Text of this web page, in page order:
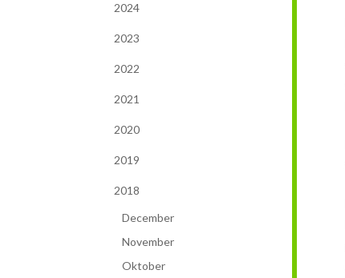
2024
2023
2022
2021
2020
2019
2018
December
November
Oktober